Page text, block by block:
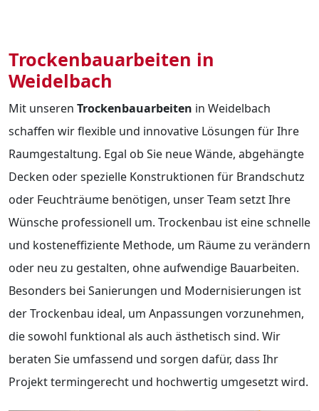
Trockenbauarbeiten in
Weidelbach
Mit unseren Trockenbauarbeiten in Weidelbach
schaffen wir flexible und innovative Lösungen für Ihre
Raumgestaltung. Egal ob Sie neue Wände, abgehängte
Decken oder spezielle Konstruktionen für Brandschutz
oder Feuchträume benötigen, unser Team setzt Ihre
Wünsche professionell um. Trockenbau ist eine schnelle
und kosteneffiziente Methode, um Räume zu verändern
oder neu zu gestalten, ohne aufwendige Bauarbeiten.
Besonders bei Sanierungen und Modernisierungen ist
der Trockenbau ideal, um Anpassungen vorzunehmen,
die sowohl funktional als auch ästhetisch sind. Wir
beraten Sie umfassend und sorgen dafür, dass Ihr
Projekt termingerecht und hochwertig umgesetzt wird.